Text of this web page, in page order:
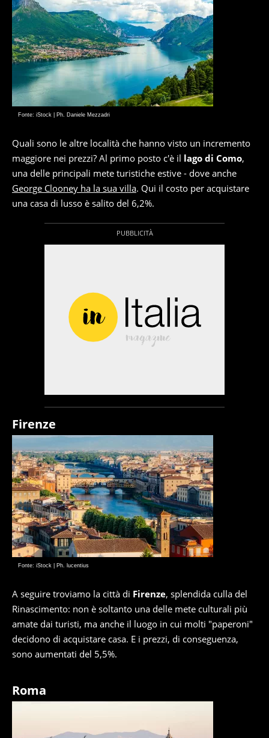
Fonte: iStock | Ph. Daniele Mezzadri
Quali sono le altre località che hanno visto un incremento
maggiore nei prezzi? Al primo posto c'è il lago di Como,
una delle principali mete turistiche estive - dove anche
George Clooney ha la sua villa. Qui il costo per acquistare
una casa di lusso è salito del 6,2%.
Firenze
Fonte: iStock | Ph. lucentius
A seguire troviamo la città di Firenze, splendida culla del
Rinascimento: non è soltanto una delle mete culturali più
amate dai turisti, ma anche il luogo in cui molti "paperoni"
decidono di acquistare casa. E i prezzi, di conseguenza,
sono aumentati del 5,5%.
Roma